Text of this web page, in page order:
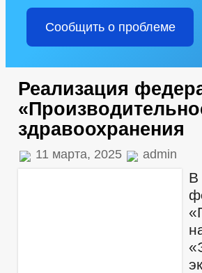
Сообщить о проблеме
Реализация
здравоохранения
11 марта, 2025 admin